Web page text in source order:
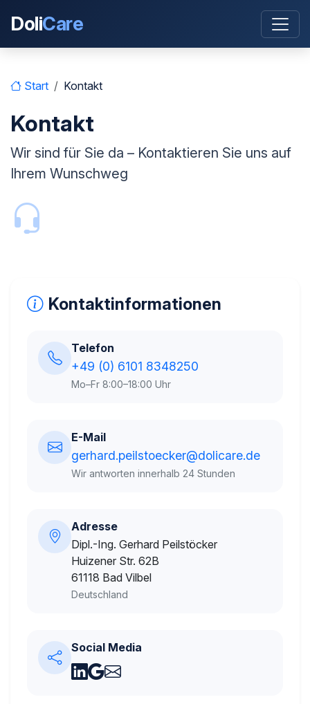
DoliCare
Start Kontakt
Kontakt
Wir sind für Sie da – Kontaktieren Sie uns auf
Ihrem Wunschweg
Kontaktinformationen
Telefon
+49 (0) 6101 8348250
Mo–Fr 8:00–18:00 Uhr
E-Mail
gerhard.peilstoecker@dolicare.de
Wir antworten innerhalb 24 Stunden
Adresse
Dipl.-Ing. Gerhard Peilstöcker
Huizener Str. 62B
61118 Bad Vilbel
Deutschland
Social Media